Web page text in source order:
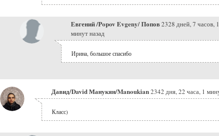
Евгений /Popov Evgeny/ Попов2328 дней, 7 часов,
минут назад
Ирина, большое спасибо
Давид/David Манукян/Manoukian2342 дня, 22 часа, 1
Класс)